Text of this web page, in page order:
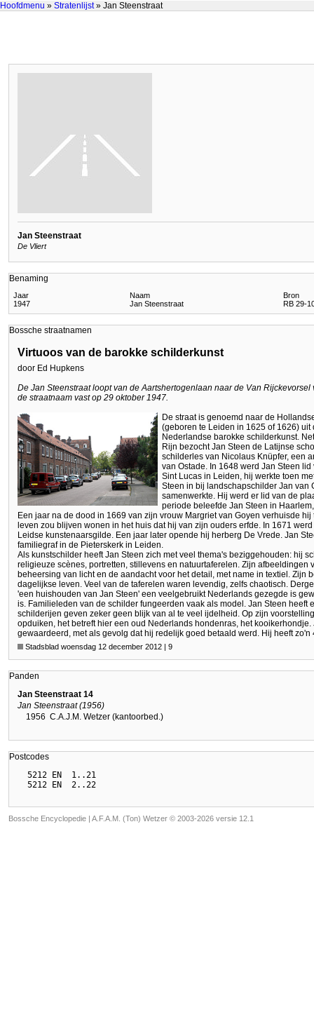
Hoofdmenu » Stratenlijst» Jan Steenstraat
Jan Steenstraat
De Vliert
Benaming
Jaar Naam
Bron
1947
Jan Steenstraat RB 29-
Bossche straatnamen
Virtuoos van de barokke schilderkunst
door Ed Hupkens
De Jan Steenstraat loopt van de Aartshertogenlaan naar de Van
de straatnaam vast op 29 oktober 1947.
De straat is genoemd naar de
(geboren te Leiden in 1625 of 1626)
Nederlandse barokke schilderkunst.
Rijn bezocht Jan Steen de Latijnse
schilderles van Nicolaus Knüpfer, een
van Ostade. In 1648 werd Jan Steen
Sint Lucas in Leiden, hij werkte toen
Steen in bij landschapschilder Jan van
samenwerkte. Hij werd er lid van de
periode beleefde Jan Steen in
Een jaar na de dood in 1669 van zijn vrouw Margriet van Goyen verhuisde
leven zou blijven wonen in het huis dat hij van zijn ouders erfde. In 1671
Leidse kunstenaarsgilde. Een jaar later opende hij herberg De Vrede. Jan
familiegraf in de Pieterskerk in Leiden.
Als kunstschilder heeft Jan Steen zich met veel thema's beziggehouden: hij
religieuze scènes, portretten, stillevens en natuurtaferelen. Zijn
beheersing van licht en de aandacht voor het detail, met name in textiel. Zijn
dagelijkse leven. Veel van de taferelen waren levendig, zelfs chaotisch.
'een huishouden van Jan Steen' een veelgebruikt Nederlands gezegde is
is. Familieleden van de schilder fungeerden vaak als model. Jan Steen heeft
schilderijen geven zeker geen blijk van al te veel ijdelheid. Op zijn
opduiken, het betreft hier een oud Nederlands hondenras, het
gewaardeerd, met als gevolg dat hij redelijk goed betaald werd. Hij heeft
Stadsblad woensdag 12 december 2012 | 9
Panden
Jan Steenstraat 14
Jan Steenstraat (1956)
1956 C.A.J.M. Wetzer (kantoorbed.)
Postcodes
  5212 EN  1..21
Bossche Encyclopedie | A.F.A.M. (Ton) Wetzer © 2003-2026 versie 12.1